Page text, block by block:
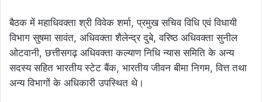
बैठक में महाधिवक्ता श्री विवेक शर्मा, प्रमुख सचिव विधि एवं विधायी
विभाग सुषमा सावंत, अधिवक्ता शैलेन्द्र दुबे, वरिष्ठ अधिवक्ता सुनील
ओटवानी, छत्तीसगढ़ अधिवक्ता कल्याण निधि न्यास समिति के अन्य
सदस्य सहित भारतीय स्टेट बैंक, भारतीय जीवन बीमा निगम, वित्त तथा
अन्य विभागों के अधिकारी उपस्थित थे।